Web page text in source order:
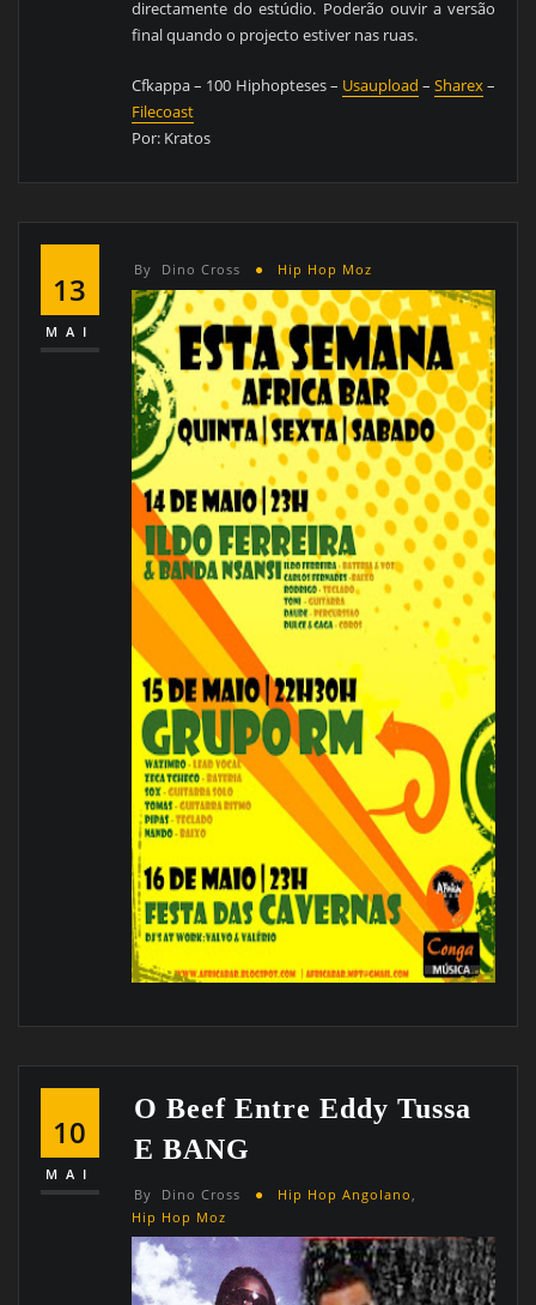
directamente do estúdio. Poderão ouvir a versão
final quando o projecto estiver nas ruas.
Cfkappa – 100 Hiphopteses – Usaupload – Sharex–
Filecoast
Por: Kratos
13
MAI
By Dino Cross Hip Hop Moz
10
MAI
O Beef Entre Eddy Tussa
E BANG
By Dino Cross Hip Hop Angolano
Hip Hop Moz